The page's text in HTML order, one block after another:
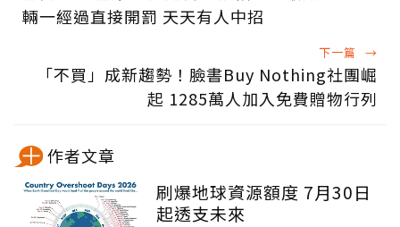
輛一經過直接開罰 天天有人中招
下一篇 →
「不買」成新趨勢！臉書Buy Nothing社團崛
起 1285萬人加入免費贈物行列
作者文章
刷爆地球資源額度 7月30日
起透支未來